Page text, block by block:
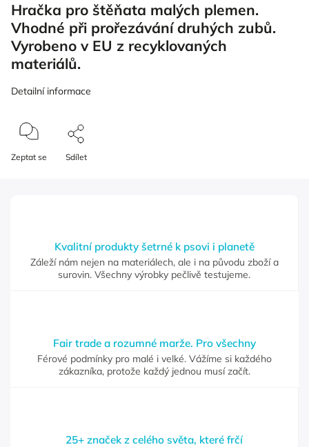
Hračka pro štěňata malých plemen.
Vhodné při prořezávání druhých zubů.
Vyrobeno v EU z recyklovaných
materiálů.
Detailní informace
Zeptat se Sdílet
Kvalitní produkty šetrné k psovi i planetě
Záleží nám nejen na materiálech, ale i na původu zboží a
surovin. Všechny výrobky pečlivě testujeme.
Fair trade a rozumné marže. Pro všechny
Férové podmínky pro malé i velké. Vážíme si každého
zákazníka, protože každý jednou musí začít.
25+ značek z celého světa, které frčí